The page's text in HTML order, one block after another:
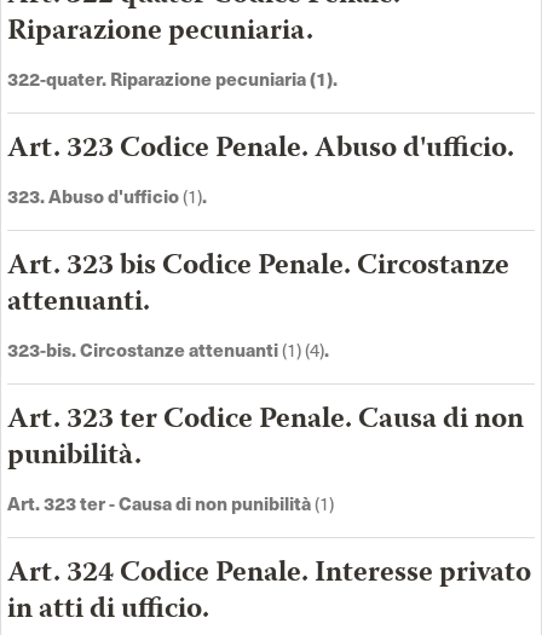
Riparazione pecuniaria.
322-quater. Riparazione pecuniaria (1).
Art. 323 Codice Penale. Abuso d'ufficio.
323. Abuso d'ufficio(1).
Art. 323 bis Codice Penale. Circostanze
attenuanti.
323-bis. Circostanze attenuanti(1) (4).
Art. 323 ter Codice Penale. Causa di non
punibilità.
Art. 323 ter - Causa di non punibilità(1)
Art. 324 Codice Penale. Interesse privato
in atti di ufficio.